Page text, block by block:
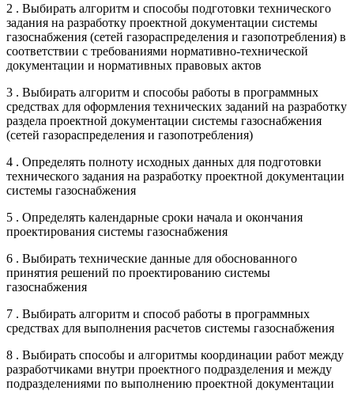
2 . Выбирать алгоритм и способы подготовки технического
задания на разработку проектной документации системы
газоснабжения (сетей газораспределения и газопотребления) в
соответствии с требованиями нормативно-технической
документации и нормативных правовых актов
3 . Выбирать алгоритм и способы работы в программных
средствах для оформления технических заданий на разработку
раздела проектной документации системы газоснабжения
(сетей газораспределения и газопотребления)
4 . Определять полноту исходных данных для подготовки
технического задания на разработку проектной документации
системы газоснабжения
5 . Определять календарные сроки начала и окончания
проектирования системы газоснабжения
6 . Выбирать технические данные для обоснованного
принятия решений по проектированию системы
газоснабжения
7 . Выбирать алгоритм и способ работы в программных
средствах для выполнения расчетов системы газоснабжения
8 . Выбирать способы и алгоритмы координации работ между
разработчиками внутри проектного подразделения и между
подразделениями по выполнению проектной документации